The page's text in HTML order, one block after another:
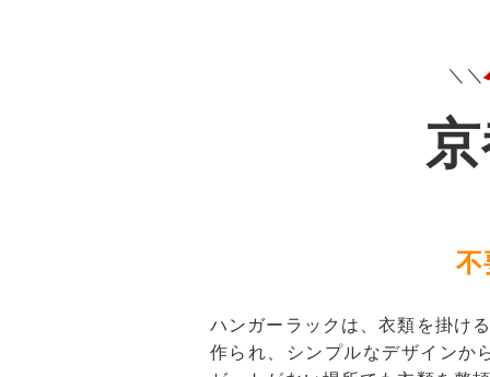
＼＼
不
ハンガーラックは、衣類を掛け
作られ、シンプルなデザインか